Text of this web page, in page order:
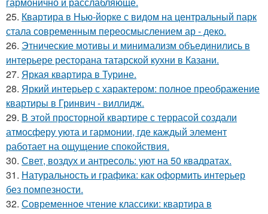
25. Квартира в Нью-йорке с видом на центральный парк
стала современным переосмыслением ар - деко.
26. Этнические мотивы и минимализм объединились в
интерьере ресторана татарской кухни в Казани.
27. Яркая квартира в Турине.
28. Яркий интерьер с характером: полное преображение
квартиры в Гринвич - виллидж.
29. В этой просторной квартире с террасой создали
атмосферу уюта и гармонии, где каждый элемент
работает на ощущение спокойствия.
30. Свет, воздух и антресоль: уют на 50 квадратах.
31. Натуральность и графика: как оформить интерьер
без помпезности.
32. Современное чтение классики: квартира в